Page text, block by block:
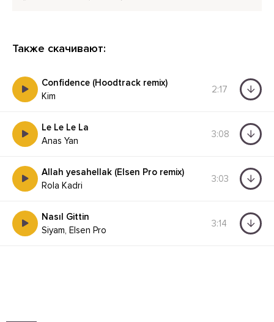
Также скачивают:
Confidence (Hoodtrack remix)
Kim
2:17
Le Le Le La
Anas Yan
3:08
Allah yesahellak (Elsen Pro remix)
Rola Kadri
3:03
Nasıl Gittin
Siyam, Elsen Pro
3:14